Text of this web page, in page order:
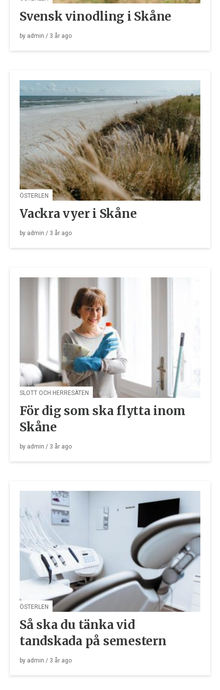
Svensk vinodling i Skåne
by admin / 3 år ago
ÖSTERLEN
Vackra vyer i Skåne
by admin / 3 år ago
SLOTT OCH HERRESÄTEN
För dig som ska flytta inom
Skåne
by admin / 3 år ago
ÖSTERLEN
Så ska du tänka vid
tandskada på semestern
by admin / 3 år ago